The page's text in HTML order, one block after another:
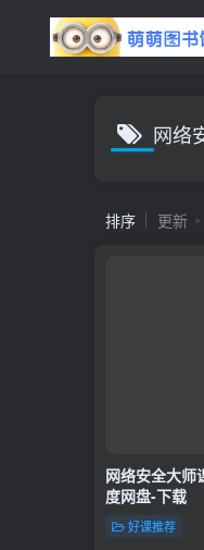
网络
排序 更新
网络安全大师
度网盘-下载
好课推荐